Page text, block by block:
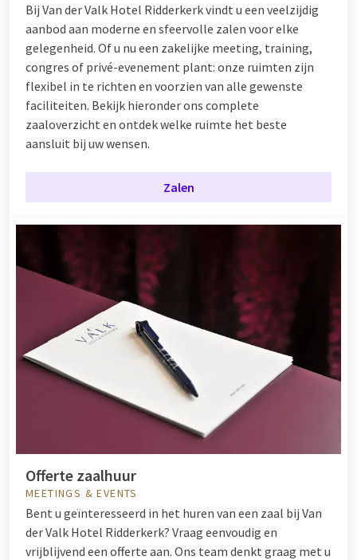
Bij Van der Valk Hotel Ridderkerk vindt u een veelzijdig
aanbod aan moderne en sfeervolle zalen voor elke
gelegenheid. Of u nu een zakelijke meeting, training,
congres of privé-evenement plant: onze ruimten zijn
flexibel in te richten en voorzien van alle gewenste
faciliteiten. Bekijk hieronder ons complete
zaaloverzicht en ontdek welke ruimte het beste
aansluit bij uw wensen.
Zalen
Offerte zaalhuur
MEETINGS & EVENTS
Bent u geïnteresseerd in het huren van een zaal bij Van
der Valk Hotel Ridderkerk? Vraag eenvoudig en
vrijblijvend een offerte aan. Ons team denkt graag met u